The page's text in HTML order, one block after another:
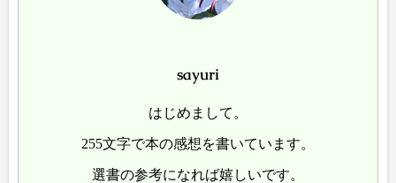
sayuri
はじめまして。
255文字で本の感想を書いています。
選書の参考になれば嬉しいです。